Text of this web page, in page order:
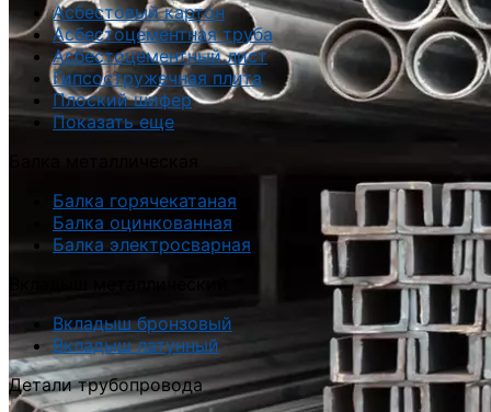
Асбестовый картон
Асбестоцементная труба
Асбестоцементный лист
Гипсостружечная плита
Плоский шифер
Показать еще
Балка горячекатаная
Балка оцинкованная
Балка электросварная
Вкладыш бронзовый
Вкладыш латунный
Детали трубопровода